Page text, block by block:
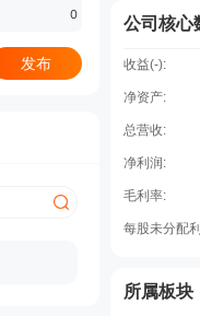
0
发布
公司核心
收益(-):
净资产:
总营收:
净利润:
毛利率:
每股未分配
所属板块